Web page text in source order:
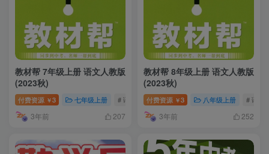
教材帮 7年级上册 语文人教版
(2023秋)
付费资源 ￥3 七年级上册 # 语文
3年前 207
教材帮 8年级上册 语文人教版
(2023秋)
付费资源 ￥3 八年级上册 # 语文
3年前 252